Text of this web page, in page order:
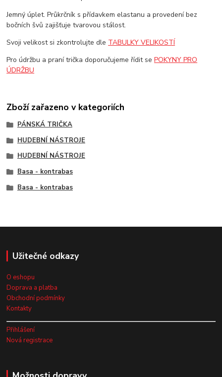
Jemný úplet. Průkrčník s přídavkem elastanu a provedení bez
bočních švů zajišťuje tvarovou stálost.
Svoji velikost si zkontrolujte dle TABULKY VELIKOSTÍ
Pro údržbu a praní trička doporučujeme řídit sePOKYNY PRO
ÚDRŽBU
Zboží zařazeno v kategoriích
PÁNSKÁ TRIČKA
HUDEBNÍ NÁSTROJE
HUDEBNÍ NÁSTROJE
Basa - kontrabas
Basa - kontrabas
Užitečné odkazy
O eshopu
Doprava a platba
Obchodní podmínky
Kontakty
Přihlášení
Nová registrace